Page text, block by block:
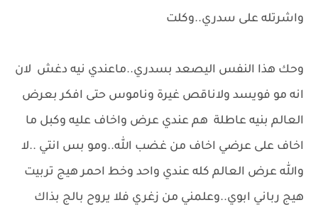
واشرتله على سدري..وكلت
وحك هذا النفس اليصعد بسدري..ماعندي نيه دغش لان
انه مو فويسد ولاناقص غيرة وناموس حتى افكر بعرض
العالم بنيه عاطلة هم عندي عرض واخاف عليه وكبل ما
اخاف على عرضي اخاف من غضب الله..ومو بس انتي ..لا
والله عرض العالم كله عندي واحد وخط احمر هيج تربيت
هيج رباني ابوي..وعلمني من زغري فلا يروح بالج بذاك